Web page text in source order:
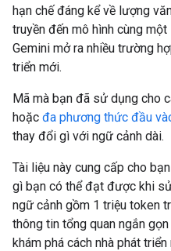
hạn chế đáng kể về lượng
truyền đến mô hình cùng
Gemini mở ra nhiều trường
triển mới.
Mã mà bạn đã sử dụng cho
hoặc đa phương thức đầu
thay đổi gì với ngữ cảnh dài.
Tài liệu này cung cấp cho
gì bạn có thể đạt được khi
ngữ cảnh gồm 1 triệu token
thông tin tổng quan ngắn
khám phá cách nhà phát